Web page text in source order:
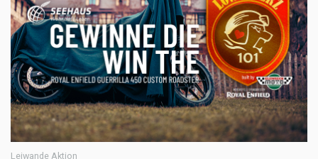
Leiwande Aktion